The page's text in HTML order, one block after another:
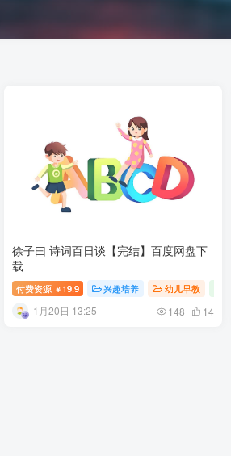
幼升小学习 小学教育
徐子曰 诗词百日谈【完结】百度网盘下
载
付费资源 ￥ 19.9 兴趣培养 幼儿早教
1月20日 13:25 148 14